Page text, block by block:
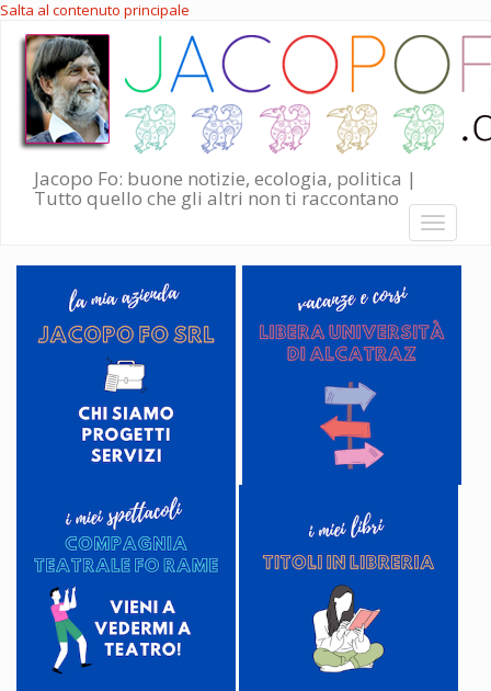
Salta al contenuto principale
Jacopo Fo: buone notizie, ecologia, politica |
Tutto quello che gli altri non ti raccontano
Toggle